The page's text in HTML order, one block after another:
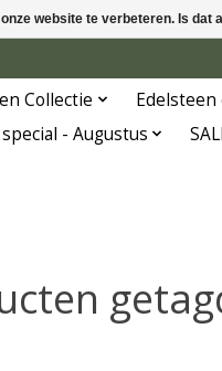
Collectie Edelsteen
- Augustus
website te verbeteren. Is dat